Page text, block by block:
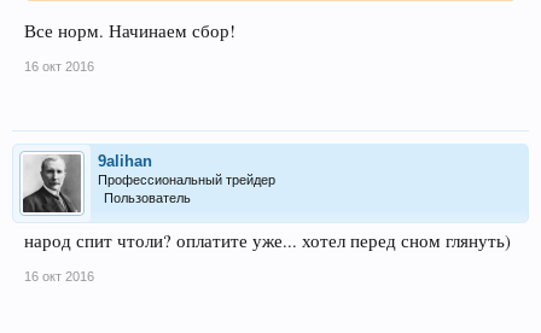
Все норм. Начинаем сбор!
16 окт 2016
9alihan
Профессиональный трейдер
Пользователь
народ спит чтоли? оплатите уже... хотел перед сном глянуть)
16 окт 2016